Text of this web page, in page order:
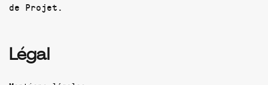
de Projet.
Légal